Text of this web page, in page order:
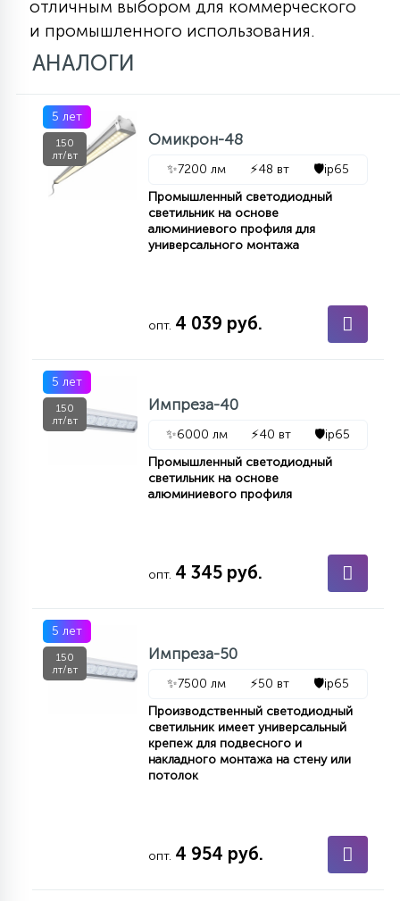
отличным выбором для коммерческого
и промышленного использования.
АНАЛОГИ
5 лет
150
лт/вт
Омикрон-48
✨7200 лм ⚡48 вт 🛡️ip65
Промышленный светодиодный
светильник на основе
алюминиевого профиля для
универсального монтажа
опт. 4 039 руб.
5 лет
150
лт/вт
Импреза-40
✨6000 лм ⚡40 вт 🛡️ip65
Промышленный светодиодный
светильник на основе
алюминиевого профиля
опт. 4 345 руб.
5 лет
150
лт/вт
Импреза-50
✨7500 лм ⚡50 вт 🛡️ip65
Производственный светодиодный
светильник имеет универсальный
крепеж для подвесного и
накладного монтажа на стену или
потолок
опт. 4 954 руб.